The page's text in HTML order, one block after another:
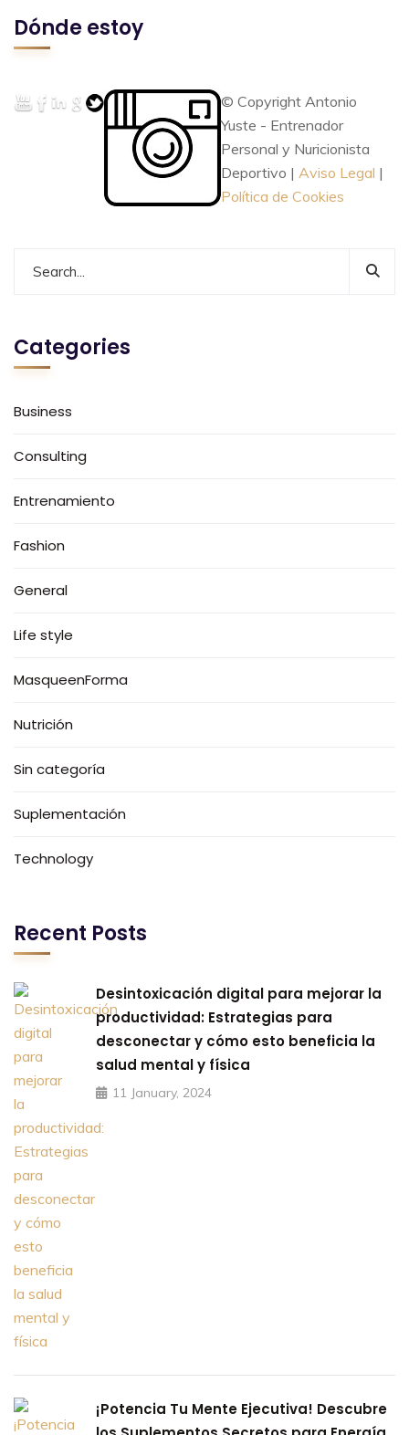
Dónde estoy
© Copyright Antonio
Yuste - Entrenador
Personal y Nuricionista
Deportivo | Aviso Legal |
Política de Cookies
Categories
Business
Consulting
Entrenamiento
Fashion
General
Life style
MasqueenForma
Nutrición
Sin categoría
Suplementación
Technology
Recent Posts
Desintoxicación digital para mejorar la
productividad: Estrategias para
desconectar y cómo esto beneficia la
salud mental y física
11 January, 2024
¡Potencia Tu Mente Ejecutiva! Descubre